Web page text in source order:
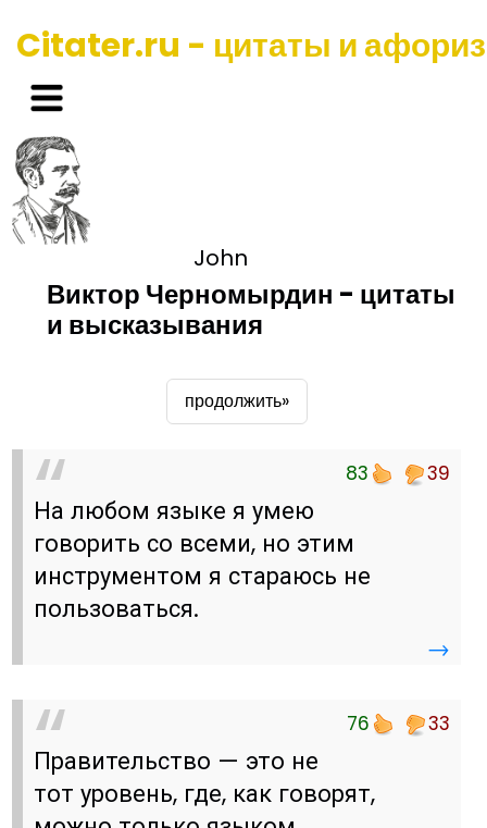
Citater.ru - цитаты и
John
Виктор Черномырдин - цитаты
и высказывания
продолжить»
83 39
На любом языке я умею
говорить со всеми, но этим
инструментом я стараюсь не
пользоваться.
→
76 33
Правительство — это не
тот уровень, где, как говорят,